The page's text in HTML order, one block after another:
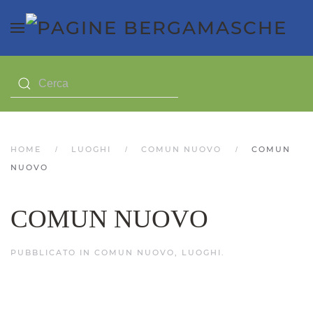
HOME LUOGHI COMUN NUOVO
COMUN
NUOVO
COMUN NUOVO
PUBBLICATO IN COMUN NUOVO, LUOGHI .